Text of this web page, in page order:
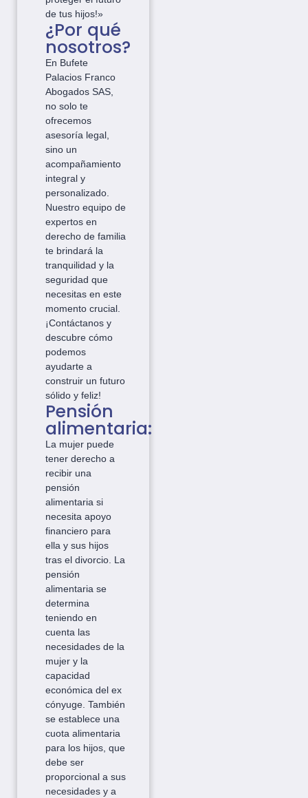
de tus hijos!»
¿Por qué
nosotros?
En Bufete
Palacios Franco
Abogados SAS,
no solo te
ofrecemos
asesoría legal,
sino un
acompañamiento
integral y
personalizado.
Nuestro equipo de
expertos en
derecho de familia
te brindará la
tranquilidad y la
seguridad que
necesitas en este
momento crucial.
¡Contáctanos y
descubre cómo
podemos
ayudarte a
construir un futuro
sólido y feliz!
Pensión
alimentaria:
La mujer puede
tener derecho a
recibir una
pensión
alimentaria si
necesita apoyo
financiero para
ella y sus hijos
tras el divorcio. La
pensión
alimentaria se
determina
teniendo en
cuenta las
necesidades de la
mujer y la
capacidad
económica del ex
cónyuge. También
se establece una
cuota alimentaria
para los hijos, que
debe ser
proporcional a sus
necesidades y a